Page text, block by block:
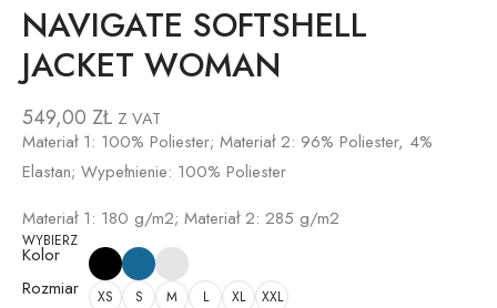
NAVIGATE SOFTSHELL
JACKET WOMAN
549,00 ZŁ Z VAT
Materiał 1: 100% Poliester; Materiał 2: 96% Poliester, 4%
Elastan; Wypełnienie: 100% Poliester
Materiał 1: 180 g/m2; Materiał 2: 285 g/m2
WYBIERZ
Kolor
Rozmiar
XS S M L XL XXL